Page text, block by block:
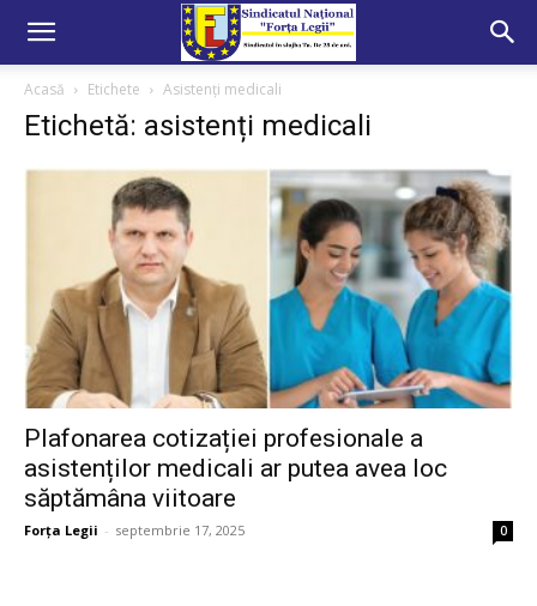
Acasă Etichete Asistenți medicali
Etichetă: asistenți medicali
Plafonarea cotizației profesionale a
asistenților medicali ar putea avea loc
săptămâna viitoare
Forța Legii - septembrie 17, 2025 0